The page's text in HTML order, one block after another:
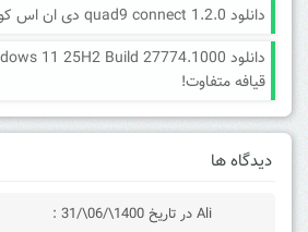
دانلود quad9 connect 1.2.0 دی ان اس کواد ناین برای اندروید
قیافه متفاوت!
دیدگاه ها
Ali در تاریخ 1400\/06\/31 :